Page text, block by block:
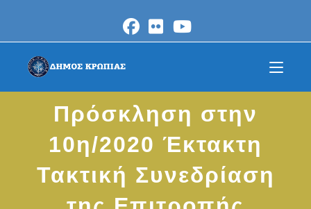
content
Πρόσκληση στην
10η/2020 Έκτακτη
Τακτική Συνεδρίαση